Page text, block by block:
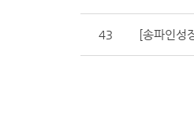
43 [송파인성